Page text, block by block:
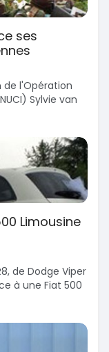
ses
de l'Opération
Sylvie van
Limousine
de Dodge Viper
à une Fiat 500